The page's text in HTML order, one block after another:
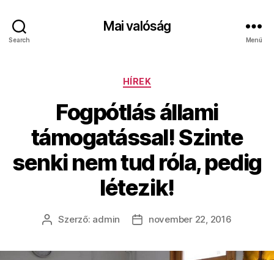
Search
Mai valóság
Menü
Kategóriák
HÍREK
Fogpótlás állami
támogatással! Szinte
senki nem tud róla, pedig
létezik!
Bejegyzés
Szerző: admin
Bejegyzés
november 22, 2016